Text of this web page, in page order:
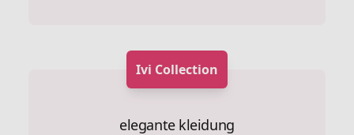
Ivi Collection
elegante kleidung